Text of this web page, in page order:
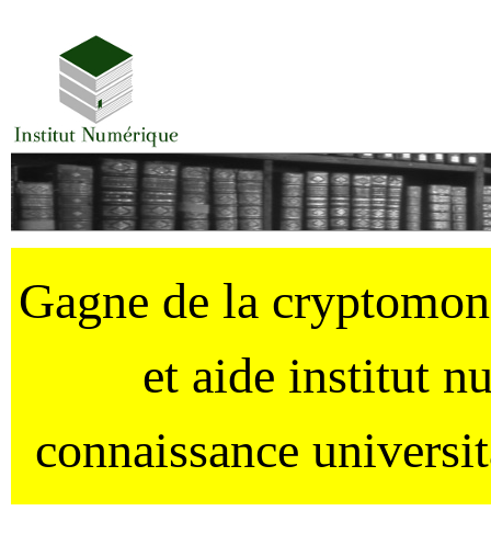
Gagne de la
et aide institut
connaissance